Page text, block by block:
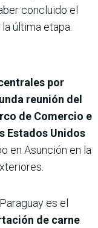
concluido el
última etapa.
por
reunión del
de Comercio e
Estados Unidos
en Asunción en la
es el
de carne